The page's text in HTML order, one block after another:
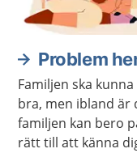
Problem
Familjen ska
bra, men ibland är
familjen kan bero
rätt till att känna